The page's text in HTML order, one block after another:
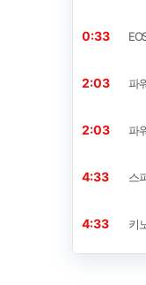
0:32
2:02 파
2:02 파
4:32 스
4:32 키